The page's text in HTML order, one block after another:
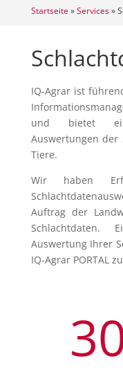
Startseite »Services»
IQ-Agrar ist
und bietet
Auswertungen
Tiere.
Wir haben
Auftrag der
Schlachtdaten.
Auswertung Ihrer
IQ-Agrar PORTAL